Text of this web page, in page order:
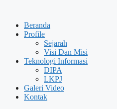
contentBeranda
Profile
Sejarah
Visi Dan Misi
Teknologi Informasi
DIPA
LKPJ
Galeri Video
Kontak